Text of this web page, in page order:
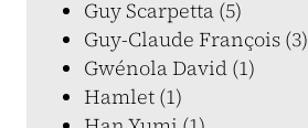
Guy Scarpetta (5)
Guy-Claude François (3)
Gwénola David (1)
Hamlet (1)